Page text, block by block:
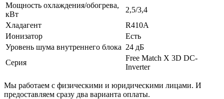
Мощность охлаждения/обогрева,
кВт
2,5/3,4
Хладагент
R410A
Ионизатор
Есть
Уровень шума внутреннего блока 24 дБ
Серия
Free Match Х 3D DC-
Inverter
Мы работаем с физическими и юридическими лицами. И
предоставляем сразу два варианта оплаты.